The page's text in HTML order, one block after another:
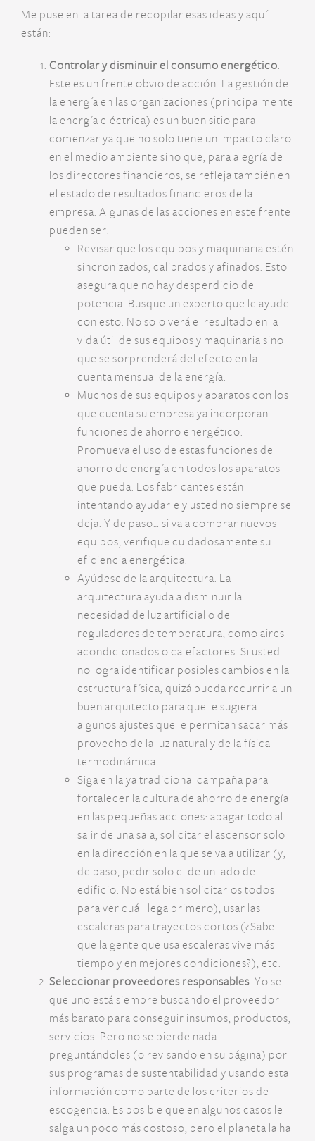
Me puse en la tarea de recopilar esas ideas y aquí
están:
Controlar y disminuir el consumo energético.
Este es un frente obvio de acción. La gestión de
la energía en las organizaciones (principalmente
la energía eléctrica) es un buen sitio para
comenzar ya que no solo tiene un impacto claro
en el medio ambiente sino que, para alegría de
los directores financieros, se refleja también en
el estado de resultados financieros de la
empresa. Algunas de las acciones en este frente
pueden ser:
Revisar que los equipos y maquinaria estén
sincronizados, calibrados y afinados. Esto
asegura que no hay desperdicio de
potencia. Busque un experto que le ayude
con esto. No solo verá el resultado en la
vida útil de sus equipos y maquinaria sino
que se sorprenderá del efecto en la
cuenta mensual de la energía.
Muchos de sus equipos y aparatos con los
que cuenta su empresa ya incorporan
funciones de ahorro energético.
Promueva el uso de estas funciones de
ahorro de energía en todos los aparatos
que pueda. Los fabricantes están
intentando ayudarle y usted no siempre se
deja. Y de paso… si va a comprar nuevos
equipos, verifique cuidadosamente su
eficiencia energética.
Ayúdese de la arquitectura. La
arquitectura ayuda a disminuir la
necesidad de luz artificial o de
reguladores de temperatura, como aires
acondicionados o calefactores. Si usted
no logra identificar posibles cambios en la
estructura física, quizá pueda recurrir a un
buen arquitecto para que le sugiera
algunos ajustes que le permitan sacar más
provecho de la luz natural y de la física
termodinámica.
Siga en la ya tradicional campaña para
fortalecer la cultura de ahorro de energía
en las pequeñas acciones: apagar todo al
salir de una sala, solicitar el ascensor solo
en la dirección en la que se va a utilizar (y,
de paso, pedir solo el de un lado del
edificio. No está bien solicitarlos todos
para ver cuál llega primero), usar las
escaleras para trayectos cortos (¿Sabe
que la gente que usa escaleras vive más
tiempo y en mejores condiciones?), etc.
Seleccionar proveedores responsables. Yo se
que uno está siempre buscando el proveedor
más barato para conseguir insumos, productos,
servicios. Pero no se pierde nada
preguntándoles (o revisando en su página) por
sus programas de sustentabilidad y usando esta
información como parte de los criterios de
escogencia. Es posible que en algunos casos le
salga un poco más costoso, pero el planeta la ha